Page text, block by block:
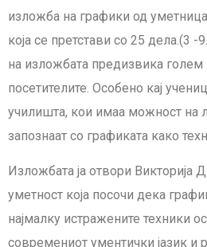
изложба на графики од
која се претстави со 25 дела.(3
на изложбата предизвика голем
посетителите. Особено кај
училишта, кои имаа можност на
запознаат со графиката како
Изложбата ја отвори Викторија
уметност која посочи дека
најмалку истражените техники
современиот ументички јазик и